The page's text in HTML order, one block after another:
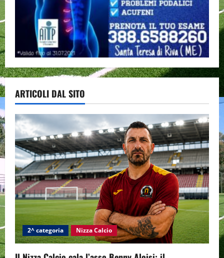
ARTICOLI DAL SITO
2^ categoria Nizza Calcio